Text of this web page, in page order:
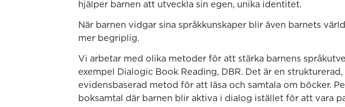
hjälper barnen att utveckla sin egen, unika identitet.
När barnen vidgar sina språkkunskaper blir även barnets
mer begriplig.
Vi arbetar med olika metoder för att stärka barnens
exempel Dialogic Book Reading, DBR. Det är en strukturerad,
evidensbaserad metod för att läsa och samtala om böcker.
boksamtal där barnen blir aktiva i dialog istället för att vara